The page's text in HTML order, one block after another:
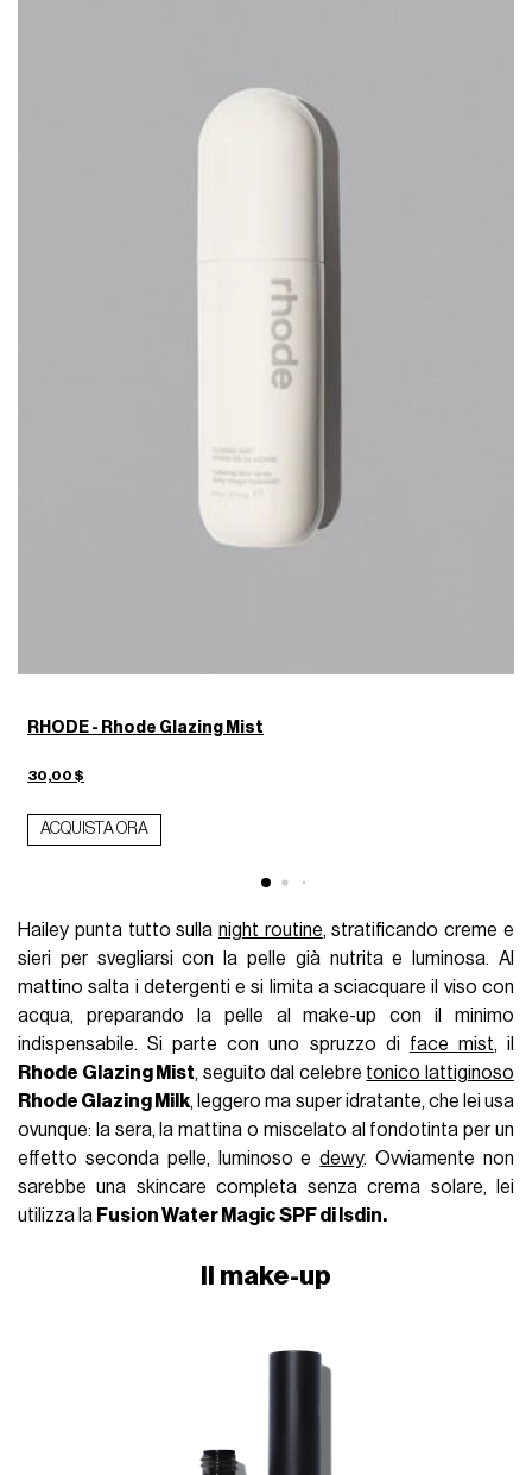
RHODE - Rhode Glazing Mist
30,00 $
ACQUISTA ORA
Hailey punta tutto sulla night routine, stratificando creme e
sieri per svegliarsi con la pelle già nutrita e luminosa. Al
mattino salta i detergenti e si limita a sciacquare il viso con
acqua, preparando la pelle al make-up con il minimo
indispensabile. Si parte con uno spruzzo di face mist, il
Rhode Glazing Mist, seguito dal celebre tonico lattiginoso
Rhode Glazing Milk, leggero ma super idratante, che lei usa
ovunque: la sera, la mattina o miscelato al fondotinta per un
effetto seconda pelle, luminoso edewy. Ovviamente non
sarebbe una skincare completa senza crema solare, lei
utilizza la Fusion Water Magic SPF di Isdin.
Il make-up